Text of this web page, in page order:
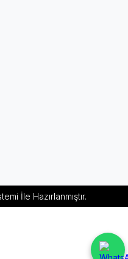
İle Hazırlanmıştır.